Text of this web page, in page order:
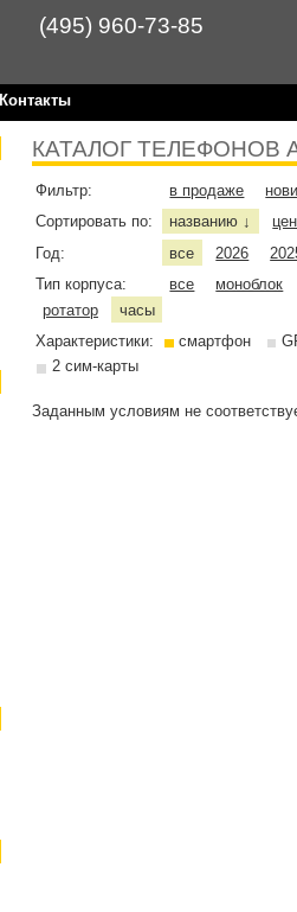
(495) 960-73-85
Контакты
КАТАЛОГ ТЕЛЕФОНОВ
Фильтр: в продаже
Сортировать по:
названию ↓
Год:
все 2026
Тип корпуса:
все
моноблок
ротатор
часы
Характеристики:
смартфон
2 сим-карты
Заданным условиям не